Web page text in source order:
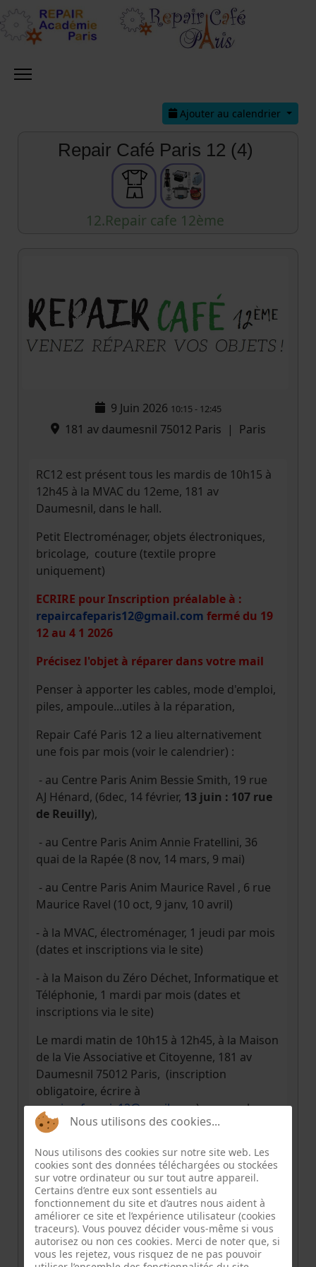
Ajouter au calendrier
Repair Café Paris 12 (4)
12.Repair cafe 12ème
9 Juin 2026 10:15- 12:45
181 av daumesnil 75012 Paris | Paris
RC12 est présent tous les mardis de 10h15 à
12h45 à la MVAC du 12eme, 181 av
Daumesnil, dans le hall.
Petit Electroménager, objets électroniques,
bricolage, couture (textile propre
uniquement)
ECRIRE pourInscription préalable à :
repaircafeparis12@gmail.com fermé du 19
12 au 4 1 2026
Précisez l'objet à réparer dans votre mail
Penser à apporter les cables, mode d'emploi,
piles, ampoule...utiles à la réparation,
Repair Café Paris 12 a lieu alternativement
une fois par mois (voir le calendrier) :
- au Centre Paris Anim Bessie Smith, 19 rue
AJ Hénard, (6dec, 14 février, 13 juin : 107 rue
de Reuilly),
- au Centre Paris Anim Annie Fratellini, 36
quai de la Rapée (8 nov, 14 mars, 9 mai)
- au Centre Paris Anim Maurice Ravel , 6 rue
Maurice Ravel (10 oct, 9 janv, 10 avril)
- à la MVAC, électroménager, 1 jeudi par mois
(dates et inscriptions via le site)
- à la Maison du Zéro Déchet, Informatique et
Téléphonie, 1 mardi par mois (dates et
inscriptions via le site)
Le mardi matin de 10h15 à 12h45, à la Maison
de la Vie Associative et Citoyenne, 181 av
Daumesnil 75012 Paris, (inscription
obligatoire, écrire à
repaircafeparis12@gmail.com) ou sur place.
INFORMATION
Pièce
jointe
charte-rcp-7 .pdf
Nous utilisons des cookies...
Nous utilisons des cookies sur notre site web. Les
cookies sont des données téléchargées ou stockées
sur votre ordinateur ou sur tout autre appareil.
Certains d’entre eux sont essentiels au
fonctionnement du site et d’autres nous aident à
améliorer ce site et l’expérience utilisateur (cookies
traceurs). Vous pouvez décider vous-même si vous
autorisez ou non ces cookies. Merci de noter que, si
vous les rejetez, vous risquez de ne pas pouvoir